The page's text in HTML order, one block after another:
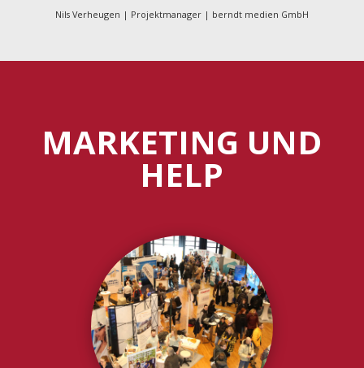
Nils Verheugen | Projektmanager | berndt medien GmbH
MARKETING UND
HELP